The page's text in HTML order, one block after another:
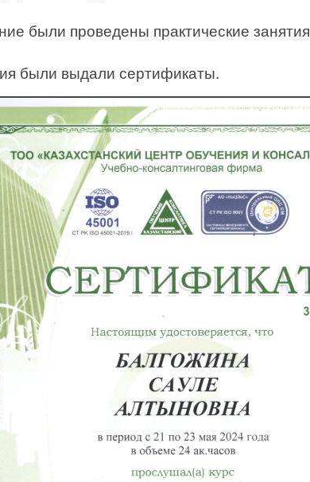
были проведены практические занятия
были выдали сертификаты.